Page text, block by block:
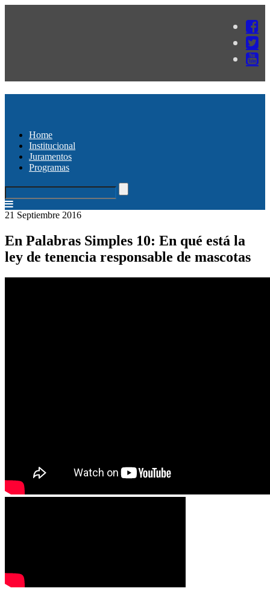
Home
Institucional
Juramentos
Programas
21 Septiembre 2016
En Palabras Simples 10: En qué está la
ley de tenencia responsable de mascotas